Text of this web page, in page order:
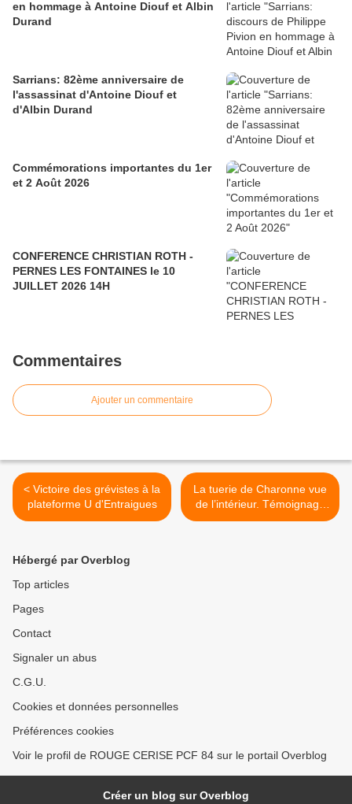
en hommage à Antoine Diouf et Albin
Durand
Sarrians: 82ème anniversaire de
l'assassinat d'Antoine Diouf et
d'Albin Durand
Commémorations importantes du 1er
et 2 Août 2026
CONFERENCE CHRISTIAN ROTH -
PERNES LES FONTAINES le 10
JUILLET 2026 14H
Commentaires
Ajouter un commentaire
< Victoire des grévistes à la
plateforme U d'Entraigues
La tuerie de Charonne vue
de l’intérieur. Témoignage
de Roger Gachon recueilli
Hébergé par Overblog
Top articles
Pages
Contact
Signaler un abus
C.G.U.
Cookies et données personnelles
Préférences cookies
Voir le profil de ROUGE CERISE PCF 84 sur le portail Overblog
Créer un blog sur Overblog